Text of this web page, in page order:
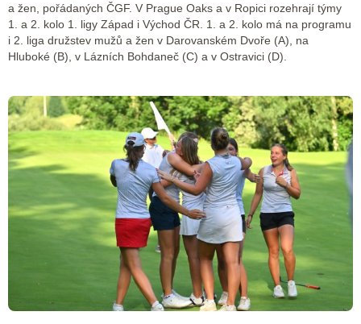
a žen, pořádaných ČGF. V Prague Oaks a v Ropici rozehrají týmy
1. a 2. kolo 1. ligy Západ i Východ ČR. 1. a 2. kolo má na programu
i 2. liga družstev mužů a žen v Darovanském Dvoře (A), na
Hluboké (B), v Lázních Bohdaneč (C) a v Ostravici (D).